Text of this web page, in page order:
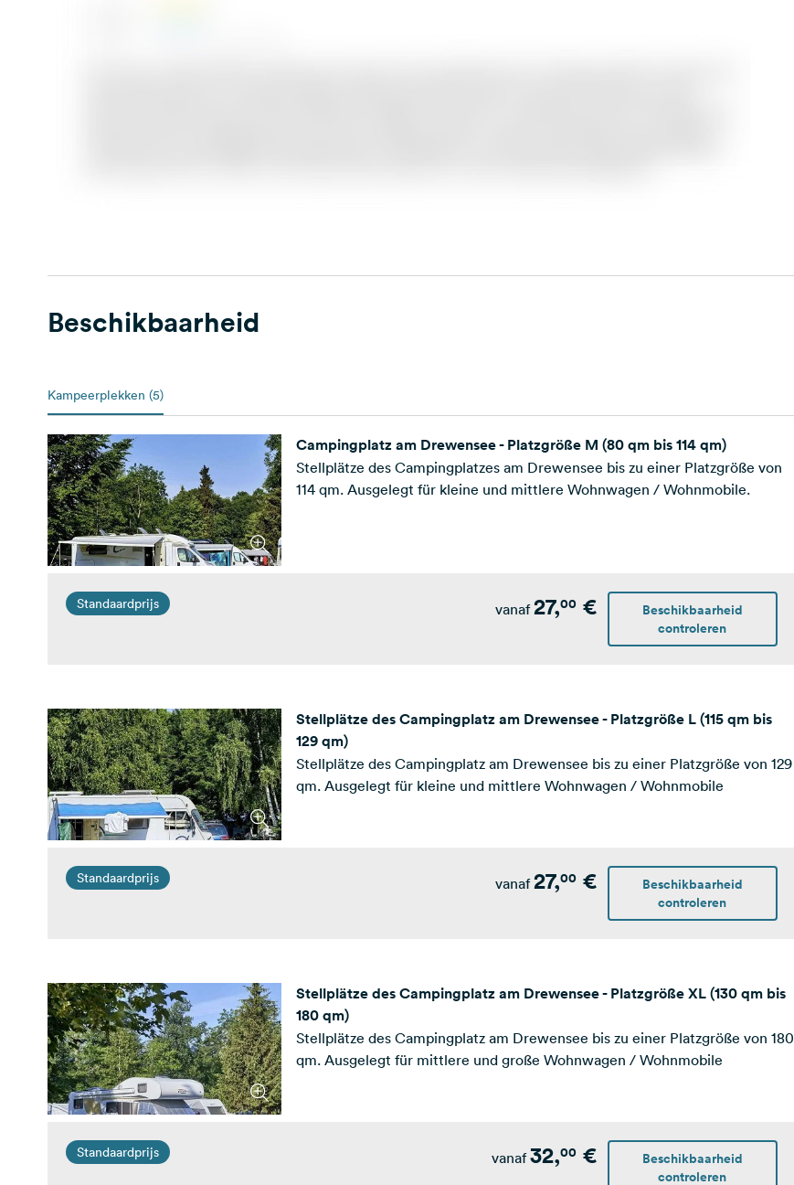
Beschikbaarheid
Kampeerplekken (5)
Campingplatz am Drewensee - Platzgröße M (80 qm bis 114 qm)
Stellplätze des Campingplatzes am Drewensee bis zu einer Platzgröße von
114 qm. Ausgelegt für kleine und mittlere Wohnwagen / Wohnmobile.
Standaardprijs vanaf 27,00€
Beschikbaarheid
controleren
Stellplätze des Campingplatz am Drewensee - Platzgröße L (115 qm bis
129 qm)
Stellplätze des Campingplatz am Drewensee bis zu einer Platzgröße von 129
qm. Ausgelegt für kleine und mittlere Wohnwagen / Wohnmobile
Standaardprijs vanaf 27,00€
Beschikbaarheid
controleren
Stellplätze des Campingplatz am Drewensee - Platzgröße XL (130 qm bis
180 qm)
Stellplätze des Campingplatz am Drewensee bis zu einer Platzgröße von 180
qm. Ausgelegt für mittlere und große Wohnwagen / Wohnmobile
Standaardprijs vanaf 32,00€
Beschikbaarheid
controleren